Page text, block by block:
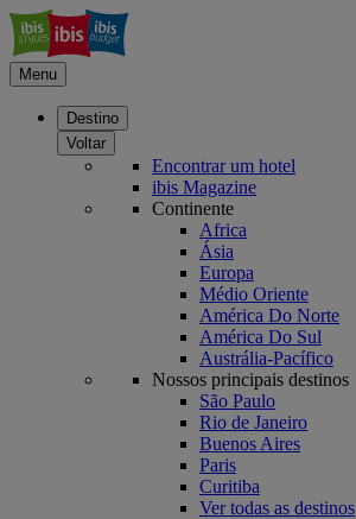
Menu
Destino
Voltar
Encontrar um hotel
ibis Magazine
Continente
Africa
Ásia
Europa
Médio Oriente
América Do Norte
América Do Sul
Austrália-Pacífico
Nossos principais destinos
São Paulo
Rio de Janeiro
Buenos Aires
Paris
Curitiba
Ver todas as destinos